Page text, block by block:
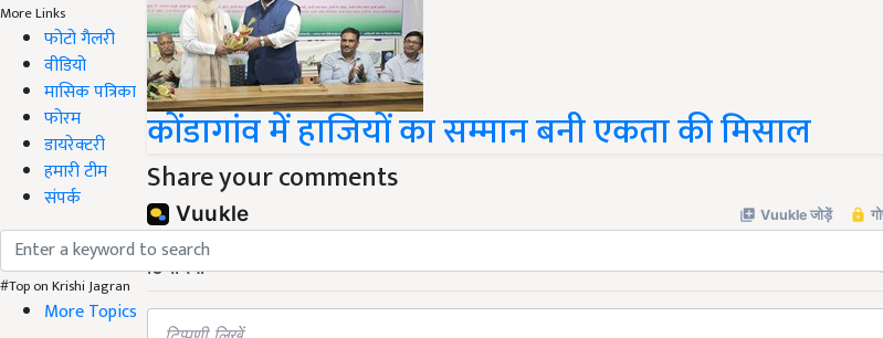
More Links
फोटो गैलरी
वीडियो
मासिक पत्रिका
फोरम
डायरेक्टरी
हमारी टीम
संपर्क
#Top on Krishi Jagran
More Topics
कोंडागांव में हाजियों का सम्मान बनी एकता की मिसाल
Share your comments